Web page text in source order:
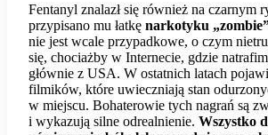
Fentanyl znalazł się również na czarnym
przypisano mu łatkę narkotyku
nie jest wcale przypadkowe, o czym
się, chociażby w Internecie, gdzie
głównie z USA. W ostatnich latach
filmików, które uwieczniają stan
w miejscu. Bohaterowie tych nagrań są
i wykazują silne odrealnienie. Wszystko